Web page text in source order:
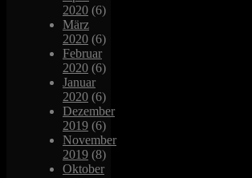
2020 (6)
März
2020 (6)
Februar
2020 (6)
Januar
2020 (6)
Dezember
2019 (6)
November
2019 (8)
Oktober